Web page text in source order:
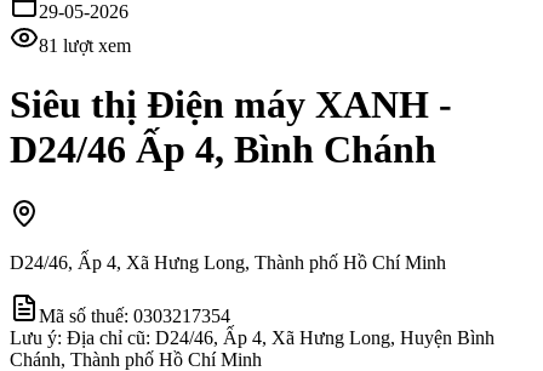
29-05-2026
81 lượt xem
Siêu thị Điện máy XANH -
D24/46 Ấp 4, Bình Chánh
D24/46, Ấp 4, Xã Hưng Long, Thành phố Hồ Chí Minh
Mã số thuế: 0303217354
Lưu ý: Địa chỉ cũ: D24/46, Ấp 4, Xã Hưng Long, Huyện Bình
Chánh, Thành phố Hồ Chí Minh